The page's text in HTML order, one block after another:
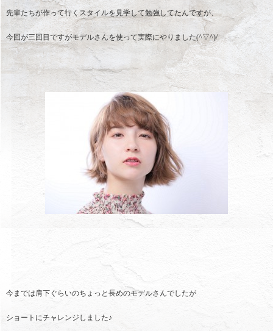
先輩たちが作って行くスタイルを見学して勉強してたんですが、
今回が三回目ですがモデルさんを使って実際にやりました(^▽^)/
今までは肩下ぐらいのちょっと長めのモデルさんでしたが
ショートにチャレンジしました♪